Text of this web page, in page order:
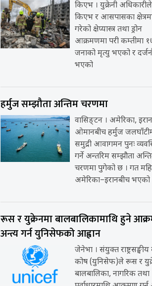
किएभ । युक्रेनी
किएभ र आसपासका
गरेको क्षेप्यास्त्र तथा ड्रोन
आक्रमणमा परी कम्तीमा
जनाको मृत्यु भएको र
भएको
हर्मुज सम्झौता अन्तिम चरणमा
वासिङ्टन । अमेरिका,
ओमानबीच हर्मुज
समुद्री आवागमन पुनः
गर्ने अन्तरिम सम्झौता
चरणमा पुगेको छ । गत
अमेरिका–इरानबीच
रूस र युक्रेनमा बालबालिकामाथि हुने
अन्त्य गर्न युनिसेफको आह्वान
जेनेभा । संयुक्त राष्ट्रसङ्घीय
कोष (युनिसेफ)ले रूस र
बालबालिका, नागरिक तथा